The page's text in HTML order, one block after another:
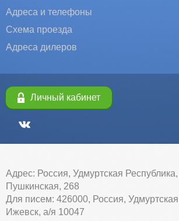
Адреса и телефоны
Схема проезда
Адреса дилеров
Личный кабинет
Адрес: Россия, Удмуртская Республика,
Пушкинская, 268
Для писем: 426000, Россия, Удмуртская
Ижевск, а/я 10047